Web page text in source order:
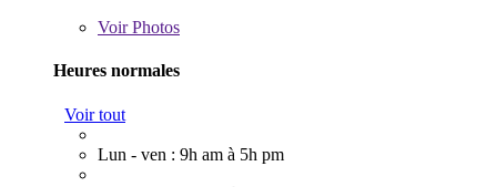
VoirPhotos
Heures normales
Voir tout
Lun - ven : 9h am à 5h pm